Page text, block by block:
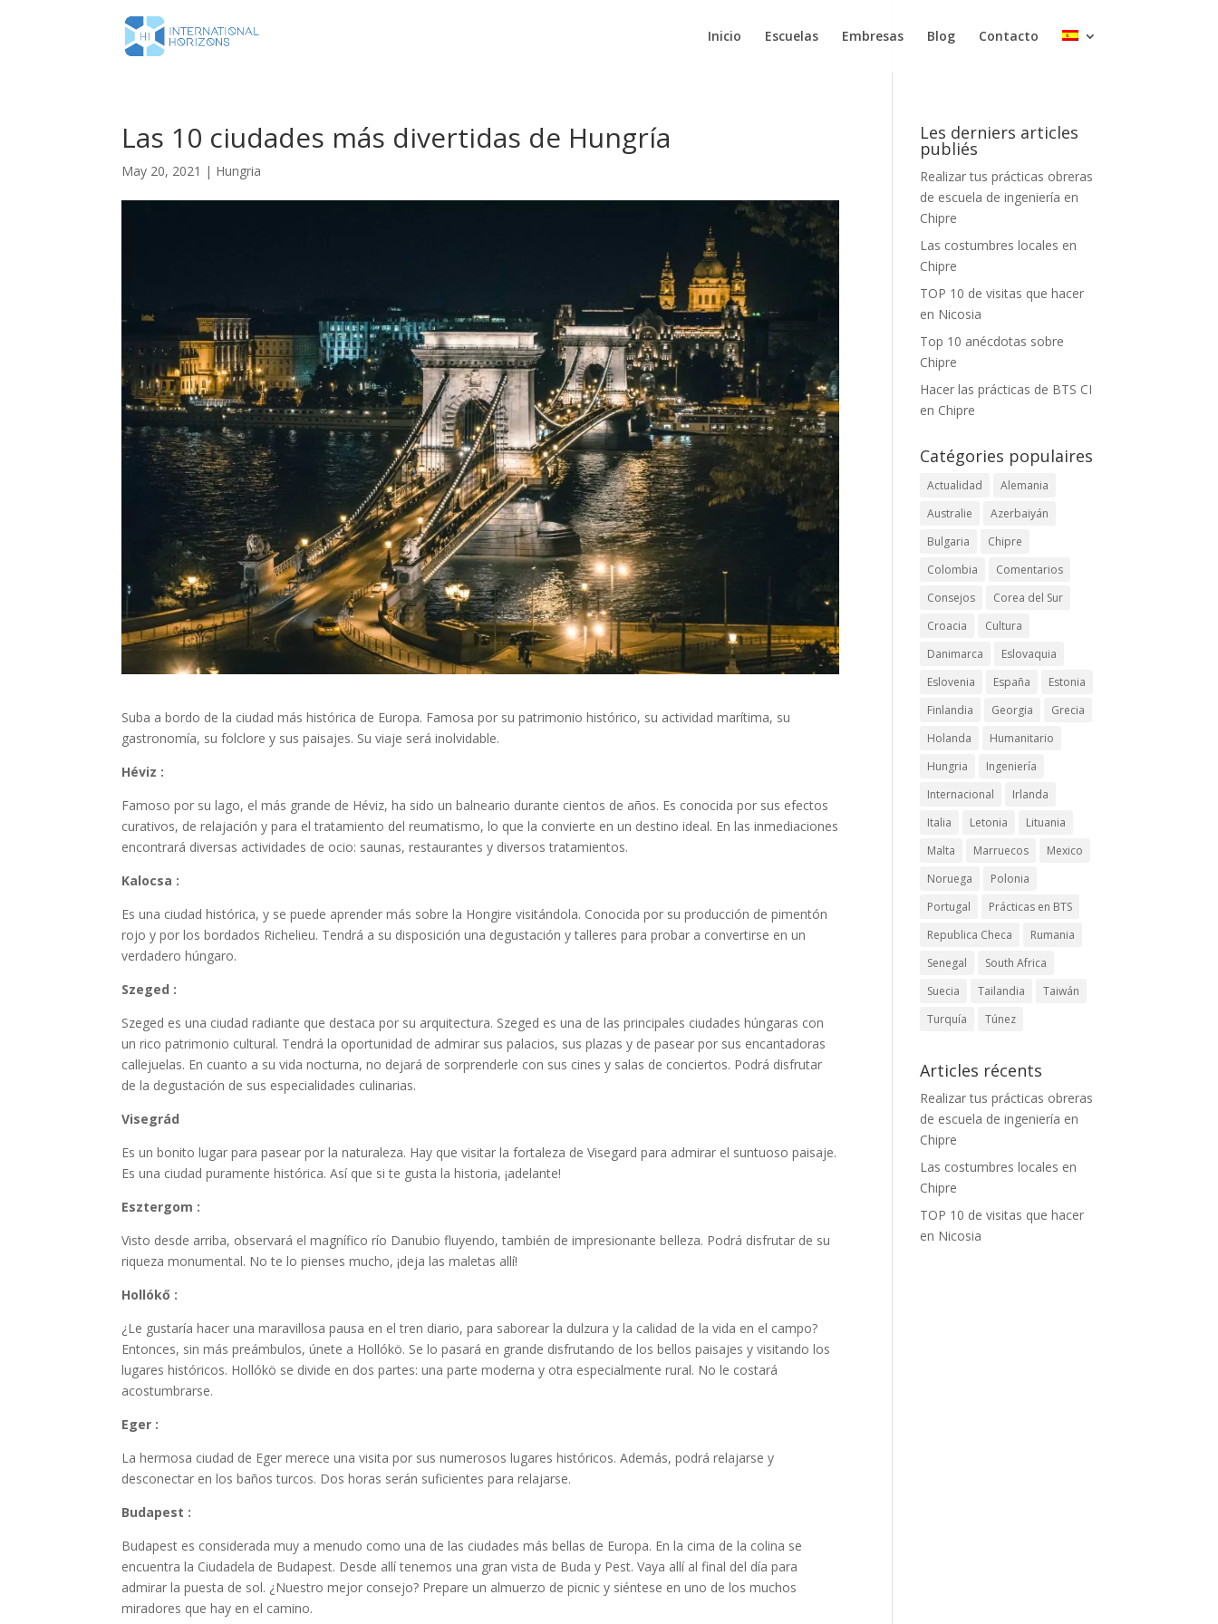
Inicio Escuelas Embresas Blog Contacto
Las 10 ciudades más divertidas de Hungría
May 20, 2021 | Hungria
Suba a bordo de la ciudad más histórica de Europa. Famosa por su patrimonio histórico, su actividad marítima, su
gastronomía, su folclore y sus paisajes. Su viaje será inolvidable.
Héviz :
Famoso por su lago, el más grande de Héviz, ha sido un balneario durante cientos de años. Es conocida por sus efectos
curativos, de relajación y para el tratamiento del reumatismo, lo que la convierte en un destino ideal. En las inmediaciones
encontrará diversas actividades de ocio: saunas, restaurantes y diversos tratamientos.
Kalocsa :
Es una ciudad histórica, y se puede aprender más sobre la Hongire visitándola. Conocida por su producción de pimentón
rojo y por los bordados Richelieu. Tendrá a su disposición una degustación y talleres para probar a convertirse en un
verdadero húngaro.
Szeged :
Szeged es una ciudad radiante que destaca por su arquitectura. Szeged es una de las principales ciudades húngaras con
un rico patrimonio cultural. Tendrá la oportunidad de admirar sus palacios, sus plazas y de pasear por sus encantadoras
callejuelas. En cuanto a su vida nocturna, no dejará de sorprenderle con sus cines y salas de conciertos. Podrá disfrutar
de la degustación de sus especialidades culinarias.
Visegrád
Es un bonito lugar para pasear por la naturaleza. Hay que visitar la fortaleza de Visegard para admirar el suntuoso paisaje.
Es una ciudad puramente histórica. Así que si te gusta la historia, ¡adelante!
Esztergom :
Visto desde arriba, observará el magnífico río Danubio fluyendo, también de impresionante belleza. Podrá disfrutar de su
riqueza monumental. No te lo pienses mucho, ¡deja las maletas allí!
Hollókő :
¿Le gustaría hacer una maravillosa pausa en el tren diario, para saborear la dulzura y la calidad de la vida en el campo?
Entonces, sin más preámbulos, únete a Hollókö. Se lo pasará en grande disfrutando de los bellos paisajes y visitando los
lugares históricos. Hollókö se divide en dos partes: una parte moderna y otra especialmente rural. No le costará
acostumbrarse.
Eger :
La hermosa ciudad de Eger merece una visita por sus numerosos lugares históricos. Además, podrá relajarse y
desconectar en los baños turcos. Dos horas serán suficientes para relajarse.
Budapest :
Budapest es considerada muy a menudo como una de las ciudades más bellas de Europa. En la cima de la colina se
encuentra la Ciudadela de Budapest. Desde allí tenemos una gran vista de Buda y Pest. Vaya allí al final del día para
admirar la puesta de sol. ¿Nuestro mejor consejo? Prepare un almuerzo de picnic y siéntese en uno de los muchos
miradores que hay en el camino.
Les derniers articles
publiés
Realizar tus prácticas obreras
de escuela de ingeniería en
Chipre
Las costumbres locales en
Chipre
TOP 10 de visitas que hacer
en Nicosia
Top 10 anécdotas sobre
Chipre
Hacer las prácticas de BTS CI
en Chipre
Catégories populaires
Actualidad
Alemania
Australie
Azerbaiyán
Bulgaria
Chipre
Colombia
Comentarios
Consejos
Corea del Sur
Croacia
Cultura
Danimarca
Eslovaquia
Eslovenia
España
Estonia
Finlandia
Georgia
Grecia
Holanda
Humanitario
Hungria
Ingeniería
Internacional
Irlanda
Italia
Letonia
Lituania
Malta
Marruecos
Mexico
Noruega
Polonia
Portugal
Prácticas en BTS
Republica Checa
Rumania
Senegal
South Africa
Suecia
Tailandia
Taiwán
Turquía
Túnez
Articles récents
Realizar tus prácticas obreras
de escuela de ingeniería en
Chipre
Las costumbres locales en
Chipre
TOP 10 de visitas que hacer
en Nicosia